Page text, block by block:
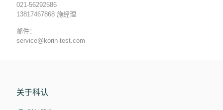
021-56292586
13817467868 施经理
邮件：
service@korin-test.com
关于科认